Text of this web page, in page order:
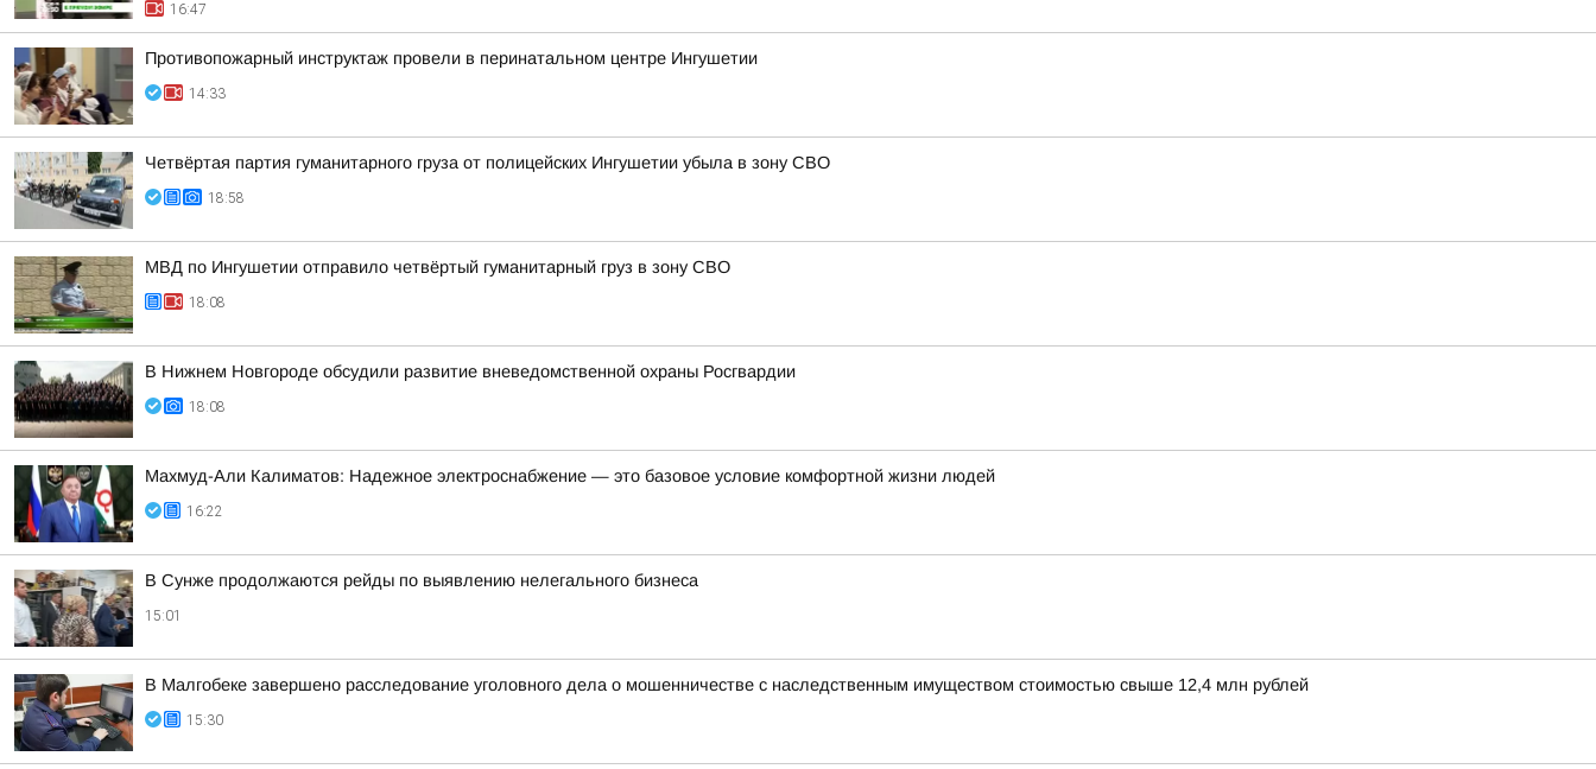
16:47
Противопожарный инструктаж провели в перинатальном центре Ингушетии
14:33
Четвёртая партия гуманитарного груза от полицейских Ингушетии убыла в зону СВО
18:58
МВД по Ингушетии отправило четвёртый гуманитарный груз в зону СВО
18:08
В Нижнем Новгороде обсудили развитие вневедомственной охраны Росгвардии
18:08
Махмуд-Али Калиматов: Надежное электроснабжение — это базовое условие комфортной жизни людей
16:22
В Сунже продолжаются рейды по выявлению нелегального бизнеса
15:01
В Малгобеке завершено расследование уголовного дела о мошенничестве с наследственным имуществом стоимостью свыше 12,4 млн рублей
15:30